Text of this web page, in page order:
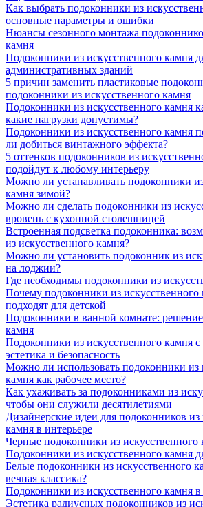
Как выбрать подоконники из
основные параметры и ошибки
Нюансы сезонного монтажа
камня
Подоконники из искусственного камня
административных зданий
5 причин заменить пластиковые
подоконники из искусственного камня
Подоконники из искусственного камня
какие нагрузки допустимы?
Подоконники из искусственного камня
ли добиться винтажного эффекта?
5 оттенков подоконников из
подойдут к любому интерьеру
Можно ли устанавливать подоконники
камня зимой?
Можно ли сделать подоконники из
вровень с кухонной столешницей
Встроенная подсветка подоконника:
из искусственного камня?
Можно ли установить подоконник из
на лоджии?
Где необходимы подоконники из
Почему подоконники из искусственного
подходят для детской
Подоконники в ванной комнате: решение
камня
Подоконники из искусственного камня
эстетика и безопасность
Можно ли использовать подоконники из
камня как рабочее место?
Как ухаживать за подоконниками из
чтобы они служили десятилетиями
Дизайнерские идеи для подоконников из
камня в интерьере
Черные подоконники из искусственного
Подоконники из искусственного камня
Белые подоконники из искусственного
вечная классика?
Подоконники из искусственного камня
Эстетика радиусных подоконников из